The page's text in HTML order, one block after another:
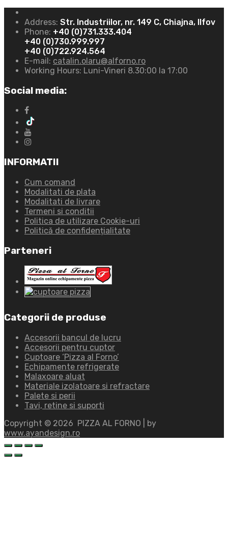
Address: Str. Industriilor, nr. 149 C, Chiajna, Ilfov
Phone: +40 (0)731.333.404
+40 (0)730.999.997
+40 (0)722.924.564
E-mail: catalin.olaru@alforno.ro
Working Hours: Luni-Vineri 8.30:00 la 17:00
Social media:
INFORMATII
Cum comand
Modalitati de plata
Modalitati de livrare
Termeni si conditii
Politica de utilizare Cookie-uri
Politică de confidențialitate
Parteneri
Categorii de produse
Accesorii bancul de lucru
Accesorii pentru cuptor
Cuptoare ‘Pizza al Forno’
Echipamente refrigerate
Malaxoare aluat
Materiale izolatoare si refractare
Palete si perii
Tavi, retine si suporti
Copyright © 2026 PIZZA AL FORNO | by
www.ayandesign.ro